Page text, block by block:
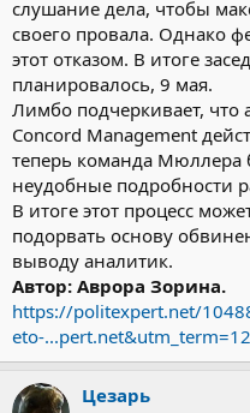
слушание дела, чтобы
своего провала. Однако
этот отказом. В итоге
планировалось, 9 мая.
Лимбо подчеркивает, что
Concord Management
теперь команда Мюллера
неудобные подробности
В итоге этот процесс
подорвать основу
выводу аналитик.
Автор: Аврора Зорина.
https://politexpert.net/
eto-
Цезарь